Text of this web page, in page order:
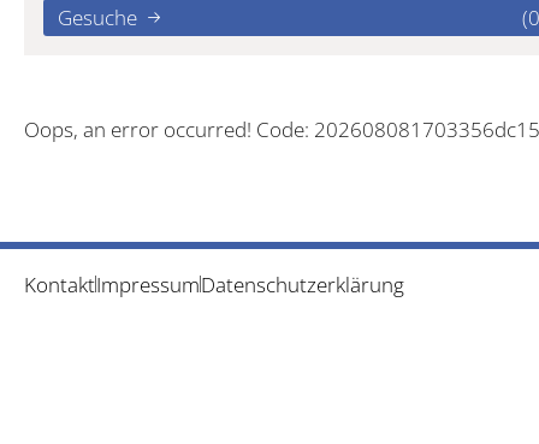
Gesuche
Oops, an error occurred! Code:
KontaktImpressumDatenschutzerklärung